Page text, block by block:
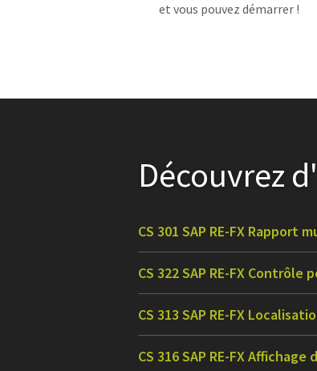
et vous pouvez démarrer !
Découvrez
CS 301 SAP RE-FX
CS 322 SAP RE-FX
CS 313 SAP RE-FX
CS 316 SAP RE-FX